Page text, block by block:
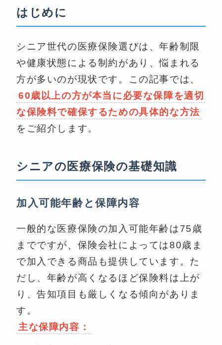
はじめに
シニア世代の医療保険選びは、年齢制限
や健康状態による制約があり、悩まれる
方が多いのが現状です。この記事では、
60歳以上の方が本当に必要な保障を適切
な保険料で確保するための具体的な方法
をご紹介します。
シニアの医療保険の基礎知識
加入可能年齢と保障内容
一般的な医療保険の加入可能年齢は75歳
までですが、保険会社によっては80歳ま
で加入できる商品も提供しています。た
だし、年齢が高くなるほど保険料は上が
り、告知項目も厳しくなる傾向がありま
す。
主な保障内容：